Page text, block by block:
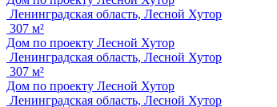
Ленинградская область, Лесной Хутор
307 м²
Дом по проекту Лесной Хутор
Ленинградская область, Лесной Хутор
307 м²
Дом по проекту Лесной Хутор
Ленинградская область, Лесной Хутор